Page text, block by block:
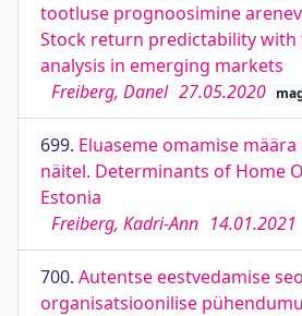
tootluse prognoosimine
Stock return predictability
analysis in emerging markets
Freiberg, Danel 27.05.2020
699. Eluaseme omamise
näitel. Determinants of Home
Estonia
Freiberg, Kadri-Ann 14.01.2021
700. Autentse eestvedamise
organisatsioonilise